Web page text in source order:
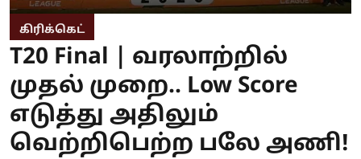
கிரிக்கெட்
T20 Final | வரலாற்றில்
முதல் முறை.. Low Score
எடுத்து அதிலும்
வெற்றிபெற்ற பலே அணி!